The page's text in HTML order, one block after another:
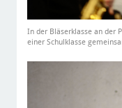
In der Bläserklasse an der
einer Schulklasse